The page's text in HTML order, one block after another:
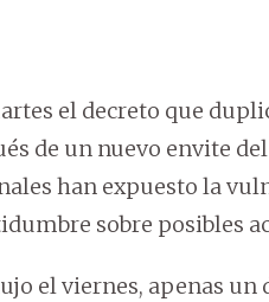
el decreto que
de un nuevo envite
han expuesto la
sobre posibles
el viernes, apenas un